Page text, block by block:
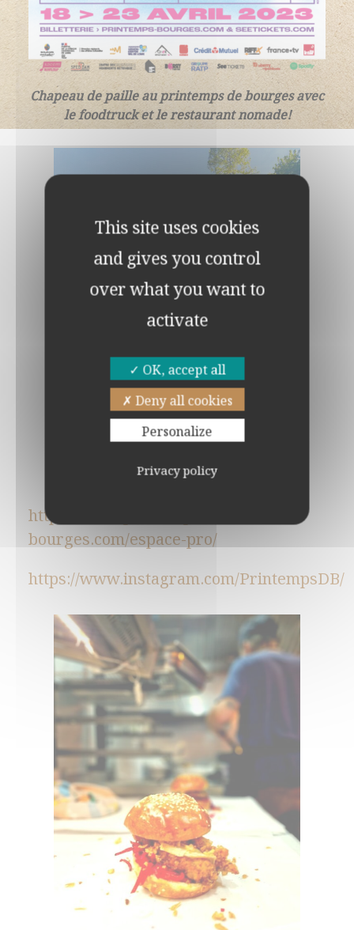
Chapeau de paille au printemps de bourges avec
le foodtruck et le restaurant nomade!
https://www.printemps-
bourges.com/espace-pro/
https://www.instagram.com/PrintempsDB/
This site uses cookies
and gives you control
over what you want to
activate
OK, accept all
Deny all cookies
Personalize
Privacy policy